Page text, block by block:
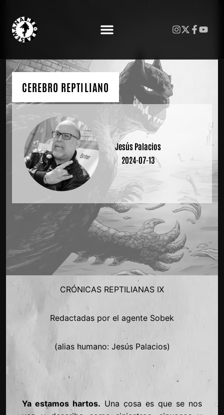
CEREBRO REPTILIANO
Jesús Palacios
2024-07-13
CRÓNICAS REPTILIANAS IX
Redactadas por el agente Sobek
(alias humano: Jesús Palacios)
Ya estamos hartos. Una cosa es que se nos